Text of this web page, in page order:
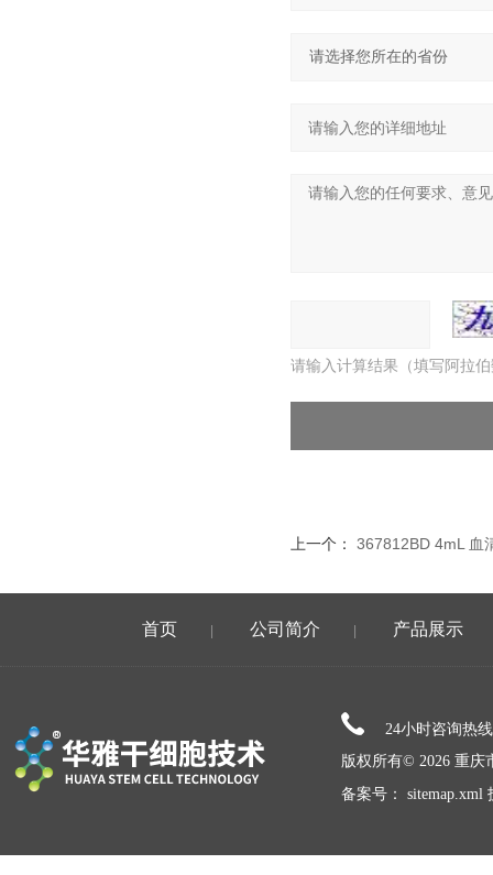
请输入计算结果（填写阿拉
上一个： 367812BD 4mL 血
首页 公司简介 产品展示
24小时咨询热
版权所有© 2026 重庆
备案号：
sitemap.xml